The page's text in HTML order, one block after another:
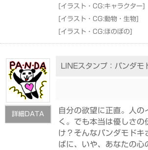
[イラスト・CG:キャラクター]
[イラスト・CG:動物・生物]
[イラスト・CG:ほのぼの]
詳細DATA
LINEスタンプ：パンダモ
自分の欲望に正直。人の
く。でも本当は優しさの
け？そんなパンダモドキ
ばに、いや、あなたの心